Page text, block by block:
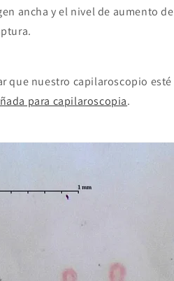
ancha y el nivel de aumento de
que nuestro capilaroscopio esté
para capilaroscopia.